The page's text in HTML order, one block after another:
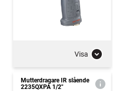
Visa
Mutterdragare IR slående
2235QXPA 1/2"